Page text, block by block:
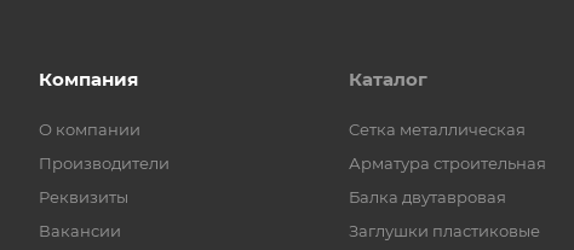
Компания
О компании
Производители
Реквизиты
Вакансии
Каталог
Cетка металлическая
Арматура строительная
Балка двутавровая
Заглушки пластиковые